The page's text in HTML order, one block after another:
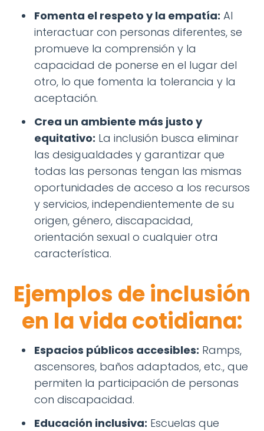
Fomenta el respeto y la empatía: Al
interactuar con personas diferentes, se
promueve la comprensión y la
capacidad de ponerse en el lugar del
otro, lo que fomenta la tolerancia y la
aceptación.
Crea un ambiente más justo y
equitativo: La inclusión busca eliminar
las desigualdades y garantizar que
todas las personas tengan las mismas
oportunidades de acceso a los recursos
y servicios, independientemente de su
origen, género, discapacidad,
orientación sexual o cualquier otra
característica.
Ejemplos de inclusión
en la vida cotidiana:
Espacios públicos accesibles: Ramps,
ascensores, baños adaptados, etc., que
permiten la participación de personas
con discapacidad.
Educación inclusiva: Escuelas que